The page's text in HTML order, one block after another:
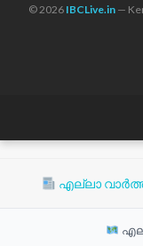
© 2026 IBCLive.in—
എല്ലാ